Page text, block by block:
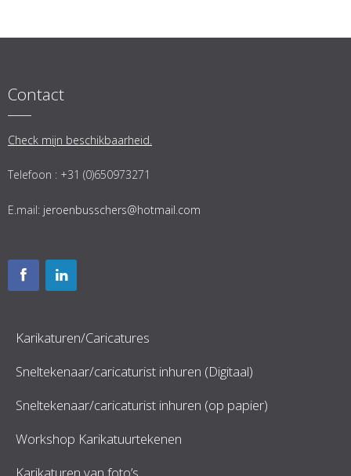
Contact
Check mijn beschikbaarheid.
Telefoon : +31 (0)650973271
E.mail: jeroenbusschers@hotmail.com
Karikaturen/Caricatures
Sneltekenaar/caricaturist inhuren (Digitaal)
Sneltekenaar/caricaturist inhuren (op papier)
Workshop Karikatuurtekenen